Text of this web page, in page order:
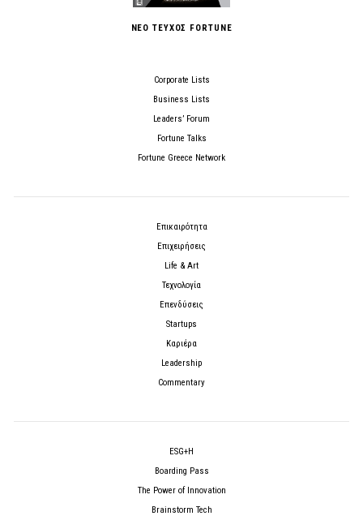
ΝΕΟ ΤΕΥΧΟΣ FORTUNE
Corporate Lists
Business Lists
Leaders’ Forum
Fortune Talks
Fortune Greece Network
Επικαιρότητα
Επιχειρήσεις
Life & Art
Τεχνολογία
Επενδύσεις
Startups
Καριέρα
Leadership
Commentary
ESG+H
Boarding Pass
The Power of Innovation
Brainstorm Tech